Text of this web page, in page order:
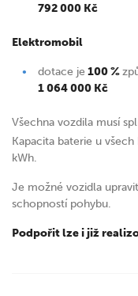
792 000 Kč
Elektromobil
dotace je 100 %
1 064 000 Kč
Všechna vozdila musí
Kapacita baterie u
kWh.
Je možné vozidla
schopností pohybu.
Podpořit lze i již